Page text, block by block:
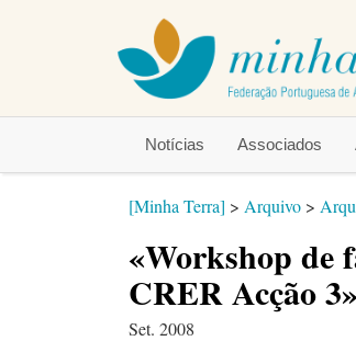
Notícias Associados
[Minha Terra] > Arquivo >
«Workshop de
CRER Acção
Set. 2008